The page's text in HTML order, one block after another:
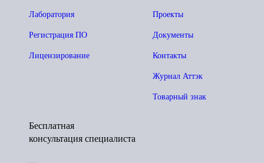
Проекты
Документы
Контакты
Журнал Аттэк
Товарный знак
Лаборатория
Регистрация ПО
Лицензирование
Бесплатная
консультация специалиста